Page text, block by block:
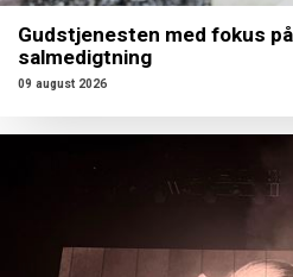
Gudstjenesten med fokus
salmedigtning
09 august 2026